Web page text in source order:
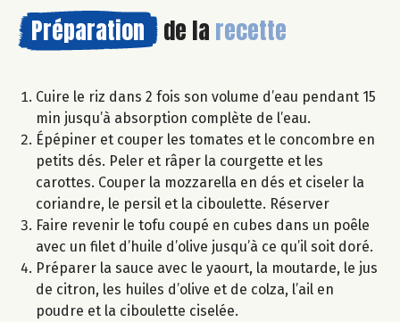
Préparation de la recette
Cuire le riz dans 2 fois son volume d’eau pendant 15
min jusqu’à absorption complète de l’eau.
Épépiner et couper les tomates et le concombre en
petits dés. Peler et râper la courgette et les
carottes. Couper la mozzarella en dés et ciseler la
coriandre, le persil et la ciboulette. Réserver
Faire revenir le tofu coupé en cubes dans un poêle
avec un filet d’huile d’olive jusqu’à ce qu’il soit doré.
Préparer la sauce avec le yaourt, la moutarde, le jus
de citron, les huiles d’olive et de colza, l’ail en
poudre et la ciboulette ciselée.